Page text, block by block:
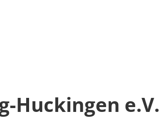
Huckingen e.V.